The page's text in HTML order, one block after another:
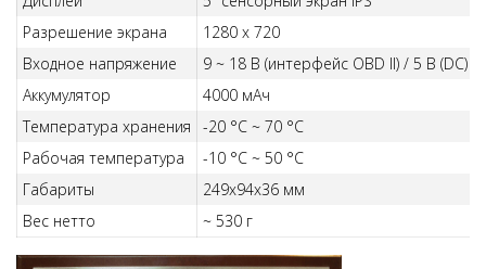
Разрешение экрана
1280 x 720
Входное напряжение
9 ~ 18 В (интерфейс OBD II) / 5 В (DC)
Аккумулятор
4000 мАч
Температура хранения
-20 °C ~ 70 °C
Рабочая температура
-10 °C ~ 50 °C
Габариты
249x94x36 мм
Вес нетто
~ 530 г